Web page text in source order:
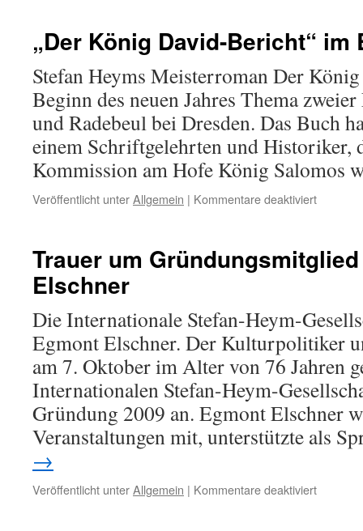
Stefan-
Heym-
Forum
„Der König David-Bericht“
Stefan Heyms Meisterroman Der
Beginn des neuen Jahres Thema
und Radebeul bei Dresden. Das Buch
einem Schriftgelehrten und Historiker,
Kommission am Hofe König
Veröffentlicht unterAllgemein | Kommentare deaktiviertfür
Bericht“
Trauer um
Elschner
Die Internationale Stefan-Heym-
Egmont Elschner. Der Kulturpolitiker
am 7. Oktober im Alter von 76 Jahren
Internationalen Stefan-Heym-
Gründung 2009 an. Egmont Elschner
Veranstaltungen mit, unterstützte als
→
Veröffentlicht unterAllgemein | Kommentare deaktiviertfür